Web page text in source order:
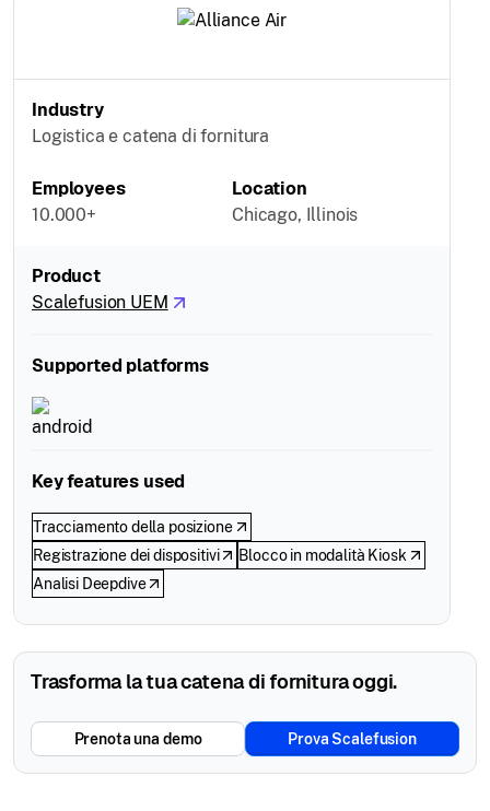
Industry
Logistica e catena di fornitura
Employees
10.000+
Location
Chicago, Illinois
Product
Scalefusion UEM
Supported platforms
Key features used
Tracciamento della posizione
Registrazione dei dispositivi
Blocco in modalità Kiosk
Analisi Deepdive
Trasforma la tua catena di fornitura oggi.
Prenota una demo Prova Scalefusion